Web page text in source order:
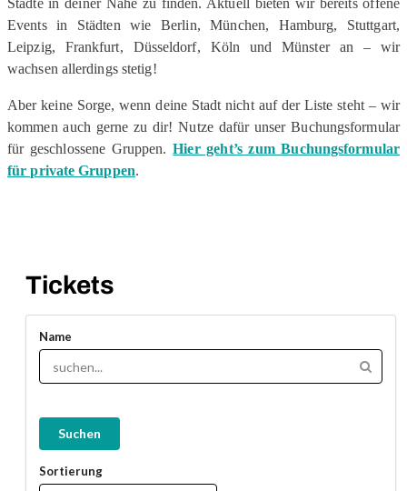
Events in Städten wieBerlin, München, Hamburg, Stuttgart,
Leipzig, Frankfurt, Düsseldorf, Köln und Münster an – wir
wachsen allerdings stetig!
Aber keine Sorge, wenn deine Stadt nicht auf der Liste steht – wir
kommen auch gerne zu dir! Nutze dafür unser Buchungsformular
für geschlossene Gruppen.Hier geht’s zum Buchungsformular
für private Gruppen.